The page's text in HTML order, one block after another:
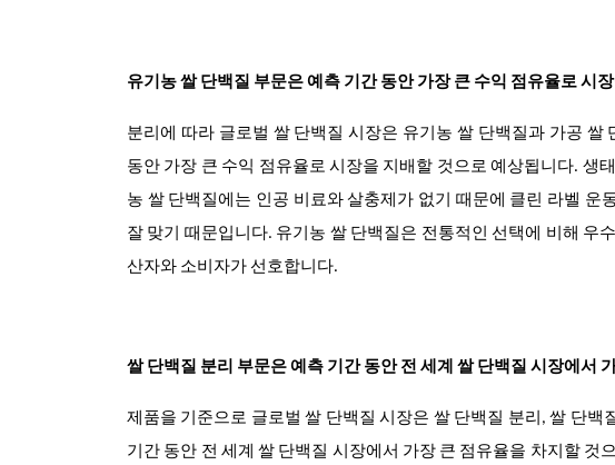
유기농 쌀 단백질 부문은 예측 기간 동안 가장 큰 수익 점유율로 시
분리에 따라 글로벌 쌀 단백질 시장은 유기농 쌀 단백질과 가공
동안 가장 큰 수익 점유율로 시장을 지배할 것으로 예상됩니다. 생
농 쌀 단백질에는 인공 비료와 살충제가 없기 때문에 클린 라벨
잘 맞기 때문입니다. 유기농 쌀 단백질은 전통적인 선택에 비해 우
산자와 소비자가 선호합니다.
쌀 단백질 분리 부문은 예측 기간 동안 전 세계 쌀 단백질 시장에서
제품을 기준으로 글로벌 쌀 단백질 시장은 쌀 단백질 분리, 쌀 단
기간 동안 전 세계 쌀 단백질 시장에서 가장 큰 점유율을 차지할 것